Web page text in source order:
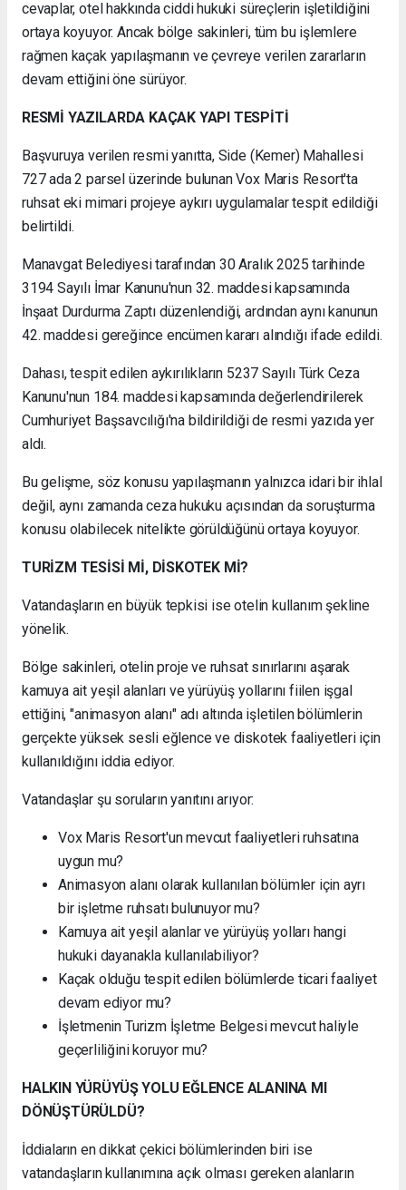
cevaplar, otel hakkında ciddi hukuki süreçlerin işletildiğini
ortaya koyuyor. Ancak bölge sakinleri, tüm bu işlemlere
rağmen kaçak yapılaşmanın ve çevreye verilen zararların
devam ettiğini öne sürüyor.
RESMİ YAZILARDA KAÇAK YAPI TESPİTİ
Başvuruya verilen resmi yanıtta, Side (Kemer) Mahallesi
727 ada 2 parsel üzerinde bulunan Vox Maris Resort'ta
ruhsat eki mimari projeye aykırı uygulamalar tespit edildiği
belirtildi.
Manavgat Belediyesi tarafından 30 Aralık 2025 tarihinde
3194 Sayılı İmar Kanunu'nun 32. maddesi kapsamında
İnşaat Durdurma Zaptı düzenlendiği, ardından aynı kanunun
42. maddesi gereğince encümen kararı alındığı ifade edildi.
Dahası, tespit edilen aykırılıkların 5237 Sayılı Türk Ceza
Kanunu'nun 184. maddesi kapsamında değerlendirilerek
Cumhuriyet Başsavcılığı'na bildirildiği de resmi yazıda yer
aldı.
Bu gelişme, söz konusu yapılaşmanın yalnızca idari bir ihlal
değil, aynı zamanda ceza hukuku açısından da soruşturma
konusu olabilecek nitelikte görüldüğünü ortaya koyuyor.
TURİZM TESİSİ Mİ, DİSKOTEK Mİ?
Vatandaşların en büyük tepkisi ise otelin kullanım şekline
yönelik.
Bölge sakinleri, otelin proje ve ruhsat sınırlarını aşarak
kamuya ait yeşil alanları ve yürüyüş yollarını fiilen işgal
ettiğini, "animasyon alanı" adı altında işletilen bölümlerin
gerçekte yüksek sesli eğlence ve diskotek faaliyetleri için
kullanıldığını iddia ediyor.
Vatandaşlar şu soruların yanıtını arıyor:
Vox Maris Resort'un mevcut faaliyetleri ruhsatına
uygun mu?
Animasyon alanı olarak kullanılan bölümler için ayrı
bir işletme ruhsatı bulunuyor mu?
Kamuya ait yeşil alanlar ve yürüyüş yolları hangi
hukuki dayanakla kullanılabiliyor?
Kaçak olduğu tespit edilen bölümlerde ticari faaliyet
devam ediyor mu?
İşletmenin Turizm İşletme Belgesi mevcut haliyle
geçerliliğini koruyor mu?
HALKIN YÜRÜYÜŞ YOLU EĞLENCE ALANINA MI
DÖNÜŞTÜRÜLDÜ?
İddiaların en dikkat çekici bölümlerinden biri ise
vatandaşların kullanımına açık olması gereken alanların